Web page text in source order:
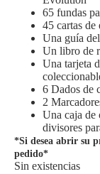
65 fundas
45 cartas de
Una guía
Un libro de
Una tarjeta
6 Dados de
2
Una caja de
divisores
*Si desea abrir su
pedido*
Sin existencias